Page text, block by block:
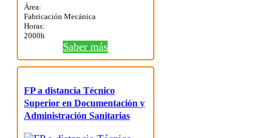
Área:
Fabricación Mecánica
Horas:
2000h
Saber más
FP a distancia Técnico
Superior en Documentación y
Administración Sanitarias